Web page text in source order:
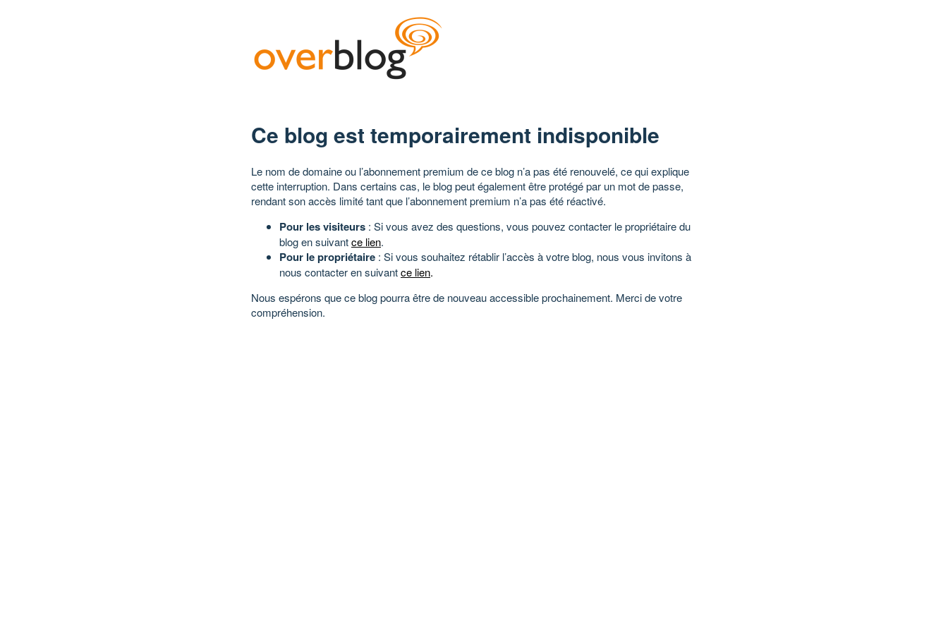
Ce blog est temporairement indisponible
Le nom de domaine ou l’abonnement premium de ce blog n’a pas été renouvelé, ce qui explique
cette interruption. Dans certains cas, le blog peut également être protégé par un mot de passe,
rendant son accès limité tant que l’abonnement premium n’a pas été réactivé.
Pour les visiteurs : Si vous avez des questions, vous pouvez contacter le propriétaire du
blog en suivantce lien.
Pour le propriétaire : Si vous souhaitez rétablir l’accès à votre blog, nous vous invitons à
nous contacter en suivantce lien.
Nous espérons que ce blog pourra être de nouveau accessible prochainement. Merci de votre
compréhension.